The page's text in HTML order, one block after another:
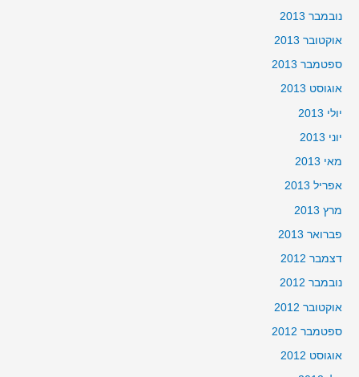
נובמבר 2013
אוקטובר 2013
ספטמבר 2013
אוגוסט 2013
יולי 2013
יוני 2013
מאי 2013
אפריל 2013
מרץ 2013
פברואר 2013
דצמבר 2012
נובמבר 2012
אוקטובר 2012
ספטמבר 2012
אוגוסט 2012